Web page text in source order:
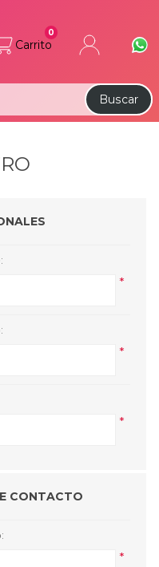
Carrito
0
Buscar
*
*
*
CONTACTO
*